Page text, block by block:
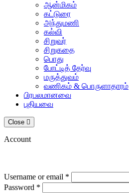
ஆன்மிகம்
கட்டுரை
அந்துமணி
கல்வி
சிறுவர்
சிறுகதை
பொது
போட்டித் தேர்வு
மருத்துவம்
வணிகம் & பொருளாதாரம்
பிரபலமானவை
புதியவை
Close
Account
Username or email *
Password *